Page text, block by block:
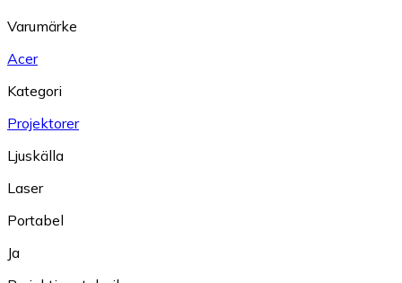
Varumärke
Acer
Kategori
Projektorer
Ljuskälla
Laser
Portabel
Ja